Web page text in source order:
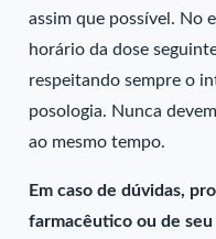
assim que possível. No
horário da dose
respeitando sempre o
posologia. Nunca
ao mesmo tempo.
Em caso de dúvidas,
farmacêutico ou de seu